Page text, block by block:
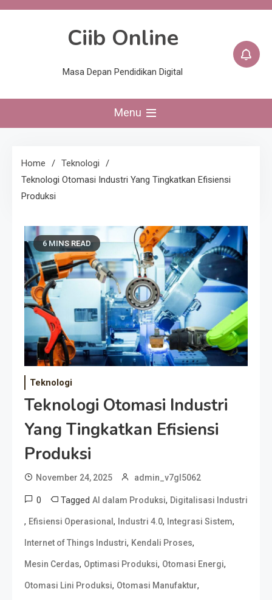
Skip
Ciib Online
Masa Depan Pendidikan Digital
Menu
Home
Teknologi
Teknologi Otomasi Industri Yang Tingkatkan Efisiensi
Produksi
6 MINS READ
Teknologi
Teknologi Otomasi Industri
Yang Tingkatkan Efisiensi
Produksi
November 24, 2025 admin_v7gl5062
0 Tagged AI dalam Produksi, Digitalisasi Industri
, Efisiensi Operasional , Industri 4.0, Integrasi Sistem,
Internet of Things Industri, Kendali Proses,
Mesin Cerdas, Optimasi Produksi, Otomasi Energi,
Otomasi Lini Produksi, Otomasi Manufaktur,